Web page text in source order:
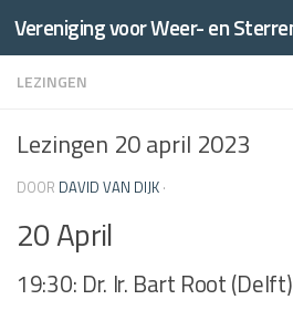
Doorgaan naar inhoud
LEZINGEN
Lezingen 20 april 2023
DOOR DAVID VAN DIJK ·
20 April
19:30: Dr. Ir. Bart Root (Delft)